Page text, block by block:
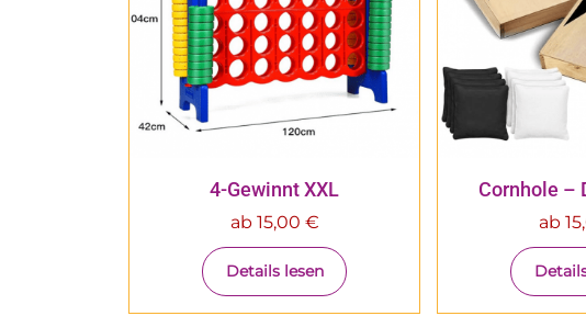
4-Gewinnt XXL
ab 15,00 €
Details lesen
Cornhole –
ab